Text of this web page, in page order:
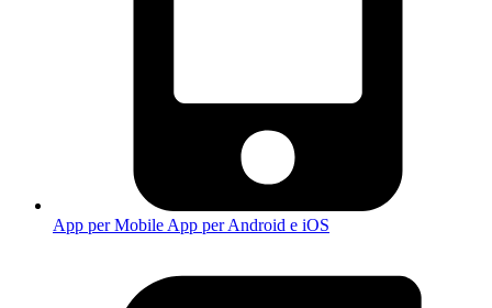
App per Mobile App per Android e iOS